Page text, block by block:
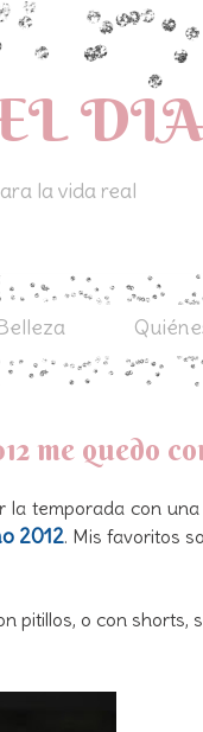
la vida real
me quedo
la temporada con
2012. Mis favoritos
pitillos, o con shorts,